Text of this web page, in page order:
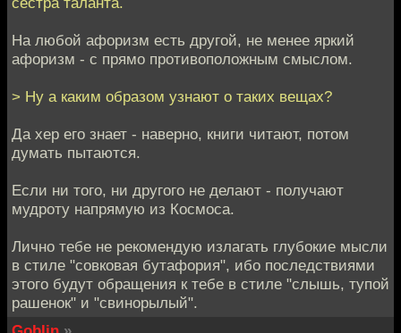
На любой афоризм есть другой, не менее яркий
афоризм - с прямо противоположным смыслом.
> Ну а каким образом узнают о таких вещах?
Да хер его знает - наверно, книги читают, потом
думать пытаются.
Если ни того, ни другого не делают - получают
мудроту напрямую из Космоса.
Лично тебе не рекомендую излагать глубокие мысли
в стиле "совковая бутафория", ибо последствиями
этого будут обращения к тебе в стиле "слышь, тупой
рашенок" и "свинорылый".